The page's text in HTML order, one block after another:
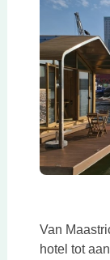
Van
hotel tot